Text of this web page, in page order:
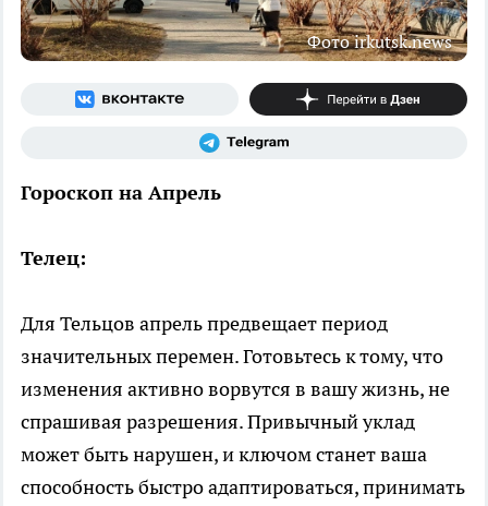
Фото irkutsk.news
Гороскоп на Апрель
Телец:
Для Тельцов апрель предвещает период
значительных перемен. Готовьтесь к тому, что
изменения активно ворвутся в вашу жизнь, не
спрашивая разрешения. Привычный уклад
может быть нарушен, и ключом станет ваша
способность быстро адаптироваться, принимать